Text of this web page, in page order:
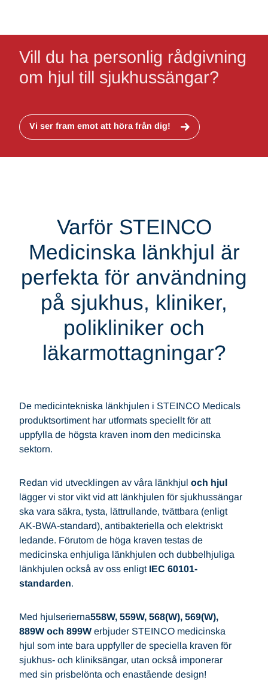
Vill du ha personlig rådgivning
om hjul till sjukhussängar?
Vi ser fram emot att höra från dig!
Varför STEINCO
Medicinska länkhjul är
perfekta för användning
på sjukhus, kliniker,
polikliniker och
läkarmottagningar?
De medicintekniska länkhjulen i STEINCO Medicals
produktsortiment har utformats speciellt för att
uppfylla de högsta kraven inom den medicinska
sektorn.
Redan vid utvecklingen av våra länkhjul och hjul
lägger vi stor vikt vid att länkhjulen för sjukhussängar
ska vara säkra, tysta, lättrullande, tvättbara (enligt
AK-BWA-standard), antibakteriella och elektriskt
ledande. Förutom de höga kraven testas de
medicinska enhjuliga länkhjulen och dubbelhjuliga
länkhjulen också av oss enligt IEC 60101-
standarden.
Med hjulserierna558W, 559W, 568(W), 569(W),
889W och 899W erbjuder STEINCO medicinska
hjul som inte bara uppfyller de speciella kraven för
sjukhus- och kliniksängar, utan också imponerar
med sin prisbelönta och enastående design!